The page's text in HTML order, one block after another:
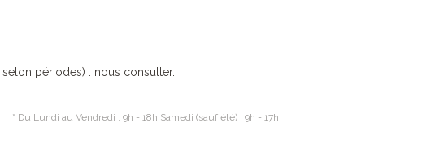
périodes) : nous consulter.
* Du Lundi au Vendredi : 9h - 18h Samedi (sauf été) : 9h - 17h